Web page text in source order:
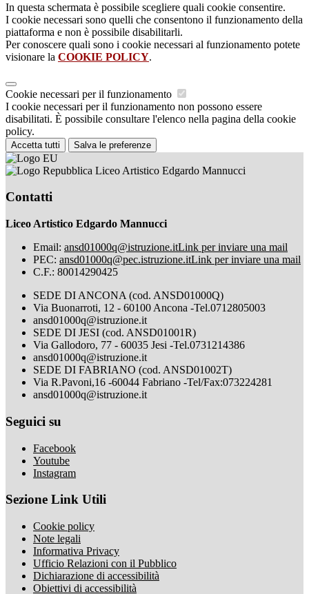
In questa schermata è possibile scegliere quali cookie consentire.
I cookie necessari sono quelli che consentono il funzionamento della
piattaforma e non è possibile disabilitarli.
Per conoscere quali sono i cookie necessari al funzionamento potete
visionare la COOKIE POLICY.
Cookie necessari per il funzionamento
I cookie necessari per il funzionamento non possono essere
disabilitati. È possibile consultare l'elenco nella pagina della cookie
policy.
Accetta tutti Salva le preferenze
Liceo Artistico Edgardo Mannucci
Contatti
Liceo Artistico Edgardo Mannucci
Email: ansd01000q@istruzione.itLink per inviare una mail
PEC: ansd01000q@pec.istruzione.itLink per inviare una mail
C.F.: 80014290425
SEDE DI ANCONA (cod. ANSD01000Q)
Via Buonarroti, 12 - 60100 Ancona -Tel.0712805003
ansd01000q@istruzione.it
SEDE DI JESI (cod. ANSD01001R)
Via Gallodoro, 77 - 60035 Jesi -Tel.0731214386
ansd01000q@istruzione.it
SEDE DI FABRIANO (cod. ANSD01002T)
Via R.Pavoni,16 -60044 Fabriano -Tel/Fax:073224281
ansd01000q@istruzione.it
Seguici su
Facebook
Youtube
Instagram
Sezione Link Utili
Cookie policy
Note legali
Informativa Privacy
Ufficio Relazioni con il Pubblico
Dichiarazione di accessibilità
Obiettivi di accessibilità